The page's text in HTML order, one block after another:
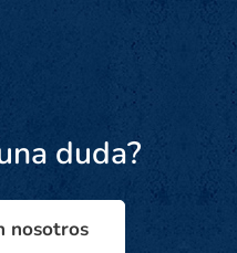
duda?
nosotros